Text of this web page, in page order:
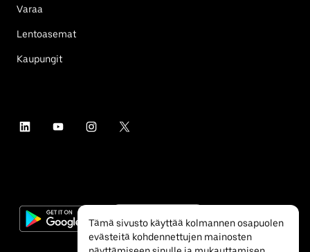
Varaa
Lentoasemat
Kaupungit
Tämä sivusto käyttää kolmannen osapuolen
evästeitä kohdennettujen mainosten